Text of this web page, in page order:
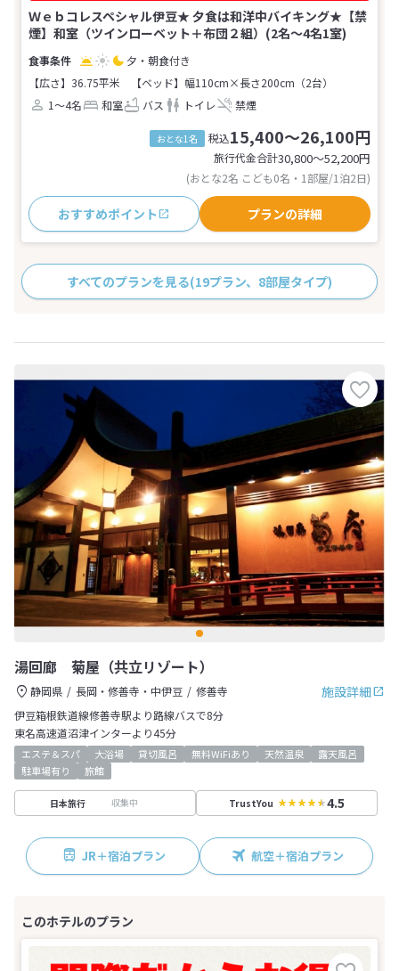
Ｗｅｂコレスペシャル伊豆★ 夕食は和洋中バイキング★【禁
煙】和室（ツインローベット＋布団２組）(2名～4名1室)
夕・朝食付き
【広さ】36.75平米
【ベッド】幅110cm×長さ200cm（2台）
1～4名
和室 バス トイレ 禁煙
おとな1名 税込15,400～26,100円
旅行代金合計30,800〜52,200円
(おとな2名 こども0名・1部屋/1泊2日)
おすすめポイント プランの詳細
すべてのプランを見る(19プラン、8部屋タイプ)
湯回廊 菊屋（共立リゾート）
施設詳細
静岡県 長岡・修善寺・中伊豆
修善寺
伊豆箱根鉄道線修善寺駅より路線バスで8分
東名高速道沼津インターより45分
エステ＆スパ 大浴場 貸切風呂 無料WiFiあり 天然温泉
露天風呂
駐車場有り
旅館
日本旅行 収集中 TrustYou 4.5
JR＋宿泊プラン 航空＋宿泊プラン